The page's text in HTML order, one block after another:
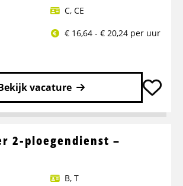
C, CE
€ 16,64 - € 20,24 per uur
vacature
2-ploegendienst –
B, T